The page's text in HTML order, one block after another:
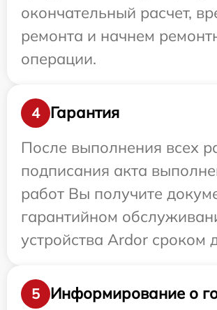
окончательный расчет,
ремонта и начнем
операции.
4
Гарантия
После выполнения всех
подписания акта
работ Вы получите
гарантийном
устройства Ardor сроком
5
Информирование о